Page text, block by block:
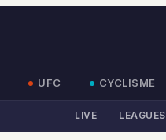
UFC CYCLISME
LIVE LEAGUES